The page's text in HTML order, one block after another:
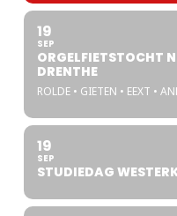
19
SEP
ORGELFIETSTOCHT
DRENTHE
ROLDE • GIETEN • EEXT •
19
SEP
STUDIEDAG